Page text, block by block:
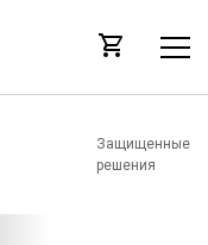
Защищенные
решения